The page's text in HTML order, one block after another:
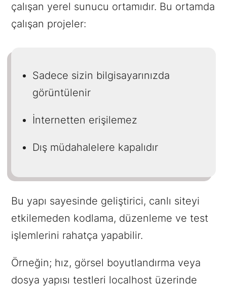
çalışan yerel sunucu ortamıdır. Bu ortamda
çalışan projeler:
Sadece sizin bilgisayarınızda
görüntülenir
İnternetten erişilemez
Dış müdahalelere kapalıdır
Bu yapı sayesinde geliştirici, canlı siteyi
etkilemeden kodlama, düzenleme ve test
işlemlerini rahatça yapabilir.
Örneğin; hız, görsel boyutlandırma veya
dosya yapısı testleri localhost üzerinde